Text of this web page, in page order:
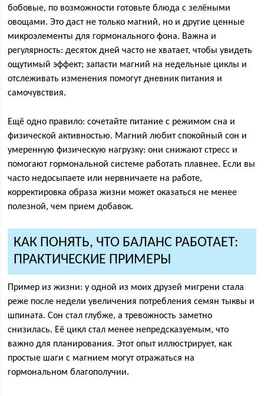
бобовые, по возможности готовьте блюда с зелёными
овощами. Это даст не только магний, но и другие ценные
микроэлементы для гормонального фона. Важна и
регулярность: десяток дней часто не хватает, чтобы увидеть
ощутимый эффект; запасти магний на недельные циклы и
отслеживать изменения помогут дневник питания и
самочувствия.
Ещё одно правило: сочетайте питание с режимом сна и
физической активностью. Магний любит спокойный сон и
умеренную физическую нагрузку: они снижают стресс и
помогают гормональной системе работать плавнее. Если вы
часто недосыпаете или нервничаете на работе,
корректировка образа жизни может оказаться не менее
полезной, чем прием добавок.
КАК ПОНЯТЬ, ЧТО БАЛАНС РАБОТАЕТ:
ПРАКТИЧЕСКИЕ ПРИМЕРЫ
Пример из жизни: у одной из моих друзей мигрени стала
реже после недели увеличения потребления семян тыквы и
шпината. Сон стал глубже, а тревожность заметно
снизилась. Её цикл стал менее непредсказуемым, что
важно для планирования. Этот опыт иллюстрирует, как
простые шаги с магнием могут отражаться на
гормональном благополучии.